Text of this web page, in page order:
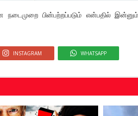
பின்பற்றப்படும் என்பதில்
INSTAGRAM WHATSAPP